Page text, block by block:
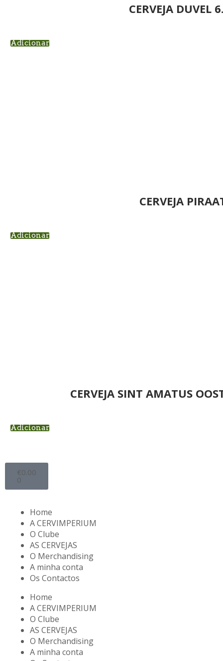
CERVEJA DUVEL
Adicionar
CERVEJA
Adicionar
CERVEJA SINT AMATUS
Adicionar
€0.00
0
Home
A CERVIMPERIUM
O Clube
AS CERVEJAS
O Merchandising
A minha conta
Os Contactos
Home
A CERVIMPERIUM
O Clube
AS CERVEJAS
O Merchandising
A minha conta